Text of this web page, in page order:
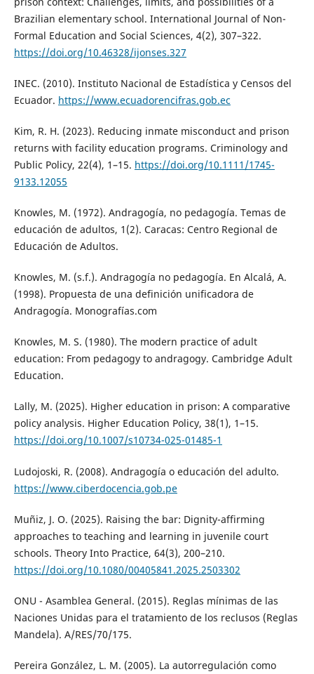
Brazilian elementary school. International Journal of Non-
Formal Education and Social Sciences, 4(2), 307–322.
https://doi.org/10.46328/ijonses.327
INEC. (2010). Instituto Nacional de Estadística y Censos del
Ecuador. https://www.ecuadorencifras.gob.ec
Kim, R. H. (2023). Reducing inmate misconduct and prison
returns with facility education programs. Criminology and
Public Policy, 22(4), 1–15. https://doi.org/10.1111/1745-
9133.12055
Knowles, M. (1972). Andragogía, no pedagogía. Temas de
educación de adultos, 1(2). Caracas: Centro Regional de
Educación de Adultos.
Knowles, M. (s.f.). Andragogía no pedagogía. En Alcalá, A.
(1998). Propuesta de una definición unificadora de
Andragogía. Monografías.com
Knowles, M. S. (1980). The modern practice of adult
education: From pedagogy to andragogy. Cambridge Adult
Education.
Lally, M. (2025). Higher education in prison: A comparative
policy analysis. Higher Education Policy, 38(1), 1–15.
https://doi.org/10.1007/s10734-025-01485-1
Ludojoski, R. (2008). Andragogía o educación del adulto.
https://www.ciberdocencia.gob.pe
Muñiz, J. O. (2025). Raising the bar: Dignity-affirming
approaches to teaching and learning in juvenile court
schools. Theory Into Practice, 64(3), 200–210.
https://doi.org/10.1080/00405841.2025.2503302
ONU - Asamblea General. (2015). Reglas mínimas de las
Naciones Unidas para el tratamiento de los reclusos (Reglas
Mandela). A/RES/70/175.
Pereira González, L. M. (2005). La autorregulación como